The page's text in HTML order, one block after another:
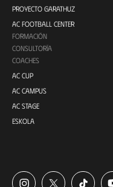
PROYECTO GARATHUZ
AC FOOTBALL CENTER
FORMACIÓN
CONSULTORÍA
COACHES
AC CUP
AC CAMPUS
AC STAGE
ESKOLA